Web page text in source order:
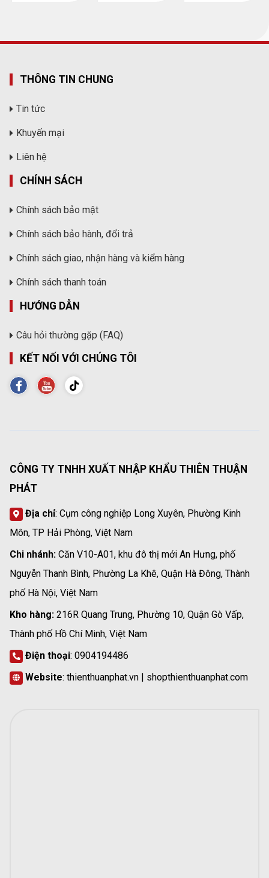
THÔNG TIN CHUNG
Tin tức
Khuyến mại
Liên hệ
CHÍNH SÁCH
Chính sách bảo mật
Chính sách bảo hành, đổi trả
Chính sách giao, nhận hàng và kiểm hàng
Chính sách thanh toán
HƯỚNG DẪN
Câu hỏi thường gặp (FAQ)
KẾT NỐI VỚI CHÚNG TÔI
CÔNG TY TNHH XUẤT NHẬP KHẨU THIÊN THUẬN
PHÁT
Địa chỉ: Cụm công nghiệp Long Xuyên, Phường Kinh
Môn, TP Hải Phòng, Việt Nam
Chi nhánh: Căn V10-A01, khu đô thị mới An Hưng, phố
Nguyễn Thanh Bình, Phường La Khê, Quận Hà Đông, Thành
phố Hà Nội, Việt Nam
Kho hàng: 216R Quang Trung, Phường 10, Quận Gò Vấp,
Thành phố Hồ Chí Minh, Việt Nam
Điện thoại: 0904194486
Website: thienthuanphat.vn | shopthienthuanphat.com